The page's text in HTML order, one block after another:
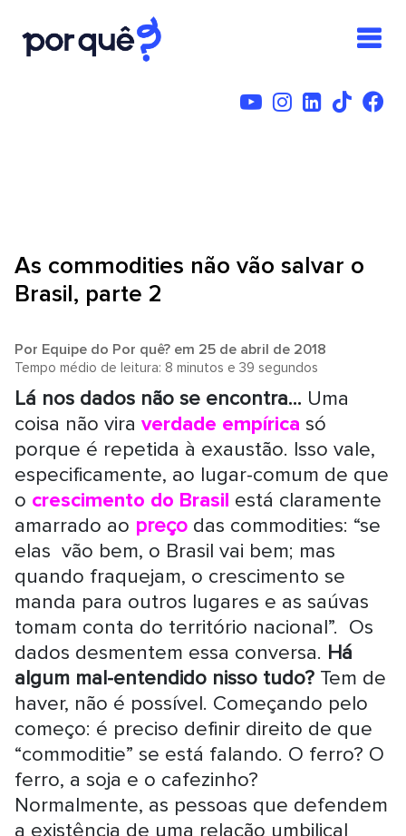
As commodities não vão salvar o
Brasil, parte 2
Por Equipe do Por quê? em 25 de abril de 2018
Tempo médio de leitura: 8 minutos e 39 segundos
Lá nos dados não se encontra... Uma
coisa não viraverdade empírica só
porque é repetida à exaustão. Isso vale,
especificamente, ao lugar-comum de que
o crescimento do Brasil está claramente
amarrado ao preço das commodities: “se
elas vão bem, o Brasil vai bem; mas
quando fraquejam, o crescimento se
manda para outros lugares e as saúvas
tomam conta do território nacional”. Os
dados desmentem essa conversa. Há
algum mal-entendido nisso tudo? Tem de
haver, não é possível. Começando pelo
começo: é preciso definir direito de que
“commoditie” se está falando. O ferro? O
ferro, a soja e o cafezinho?
Normalmente, as pessoas que defendem
a existência de uma relação umbilical